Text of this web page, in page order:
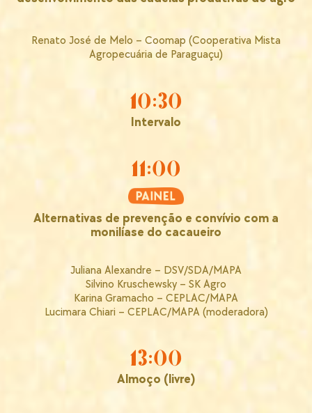
Renato José de Melo – Coomap (Cooperativa Mista
Agropecuária de Paraguaçu)
10:30
Intervalo
11:00
Alternativas de prevenção e convívio com a
monilíase do cacaueiro
Juliana Alexandre – DSV/SDA/MAPA
Silvino Kruschewsky – SK Agro
Karina Gramacho – CEPLAC/MAPA
Lucimara Chiari – CEPLAC/MAPA (moderadora)
13:00
Almoço (livre)